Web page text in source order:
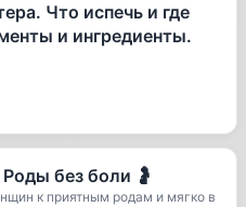
Что испечь и где
и ингредиенты.
без боли 🤰
к приятным родам и мягко в